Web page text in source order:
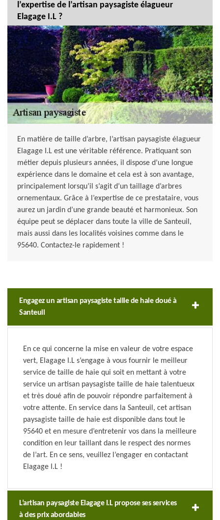
l’expertise de l’artisan paysagiste élagueur
Elagage I.L ?
En matière de taille d’arbre, l’artisan paysagiste élagueur
Elagage I.L est une véritable référence. Pratiquant son
métier depuis plusieurs années, il dispose d’une longue
expérience dans le domaine et cela est à son avantage,
principalement lorsqu’il s’agit d’un taillage d’arbres
ornementaux. Grâce à l’expertise de ce prestataire, vous
aurez un jardin d’une grande beauté et harmonieux. Son
équipe peut se déplacer dans toute la ville de Santeuil,
mais aussi dans les localités voisines comme dans le
95640. Contactez-le rapidement !
Engagez un artisan paysagiste taille de haie doué à
Santeuil
En ce qui concerne la mise en valeur de votre espace
vert, Elagage I.L s’engage à vous fournir le meilleur
service de taille de haie qui soit en mettant à votre
service un artisan paysagiste taille de haie talentueux
et très doué afin de pouvoir répondre parfaitement à
votre attente. En service dans la Santeuil, cet artisan
paysagiste taille de haie est disponible dans tout le
95640 et en mesure d’entretenir vos dans la meilleure
condition en leur taillant dans le respect des normes
de l’art. En ce sens, veuillez l’engager en contactant
Elagage I.L !
L’artisan paysagiste Elagage I.L propose ses services
à des prix abordables